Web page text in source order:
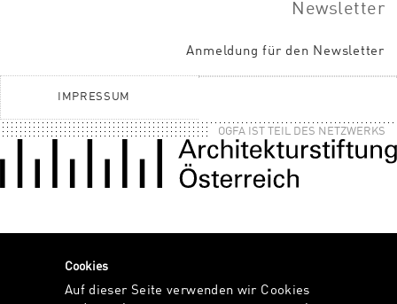
Newsletter
Anmeldung für den Newsletter
IMPRESSUM
OGFA IST TEIL DES NETZWERKS
Cookies
Auf dieser Seite verwenden wir Cookies